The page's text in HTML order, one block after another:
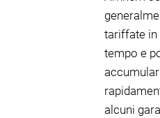
tariffate in
tempo e
alcuni